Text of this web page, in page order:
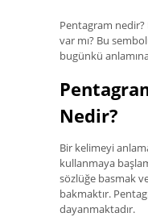
Pentagram
var mı? Bu
bugünkü
Nedir?
Bir kelimeyi
kullanmaya
sözlüğe basmak
bakmaktır.
dayanmaktadır.